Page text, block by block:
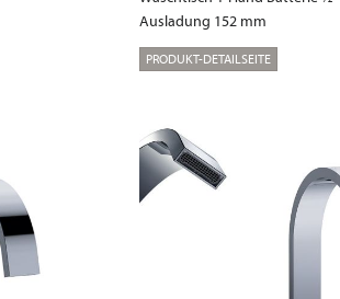
Ausladung 152 mm
PRODUKT-DETAILSEITE